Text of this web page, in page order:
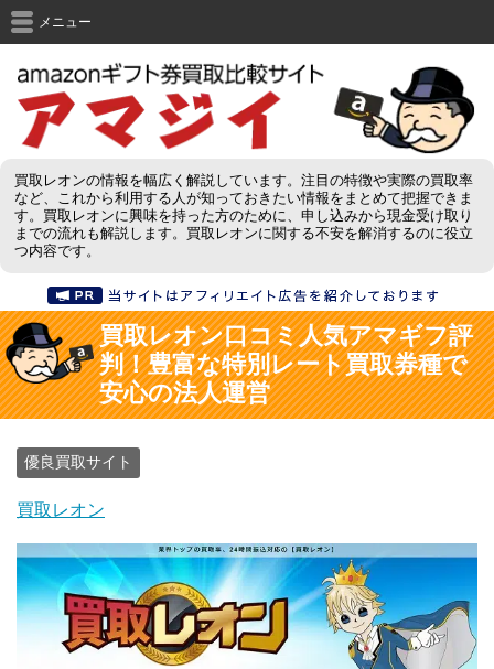
買取レオンの情報を幅広く解説しています。注目の特徴や実際の買取率
など、これから利用する人が知っておきたい情報をまとめて把握できま
す。買取レオンに興味を持った方のために、申し込みから現金受け取り
までの流れも解説します。買取レオンに関する不安を解消するのに役立
つ内容です。
メニュー
買取レオン口コミ人気アマギフ評
判！豊富な特別レート買取券種で
安心の法人運営
優良買取サイト
買取レオン